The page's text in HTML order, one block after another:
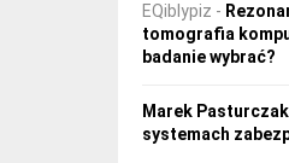
EQiblypiz -
tomografia
badanie wybrać?
Marek Pasturczak
systemach